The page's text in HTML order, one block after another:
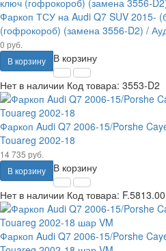
Фаркоп ТСУ на Audi Q7 SUV 2015-
(гофрокороб) (замена 3556-D2) /
0 руб.
В корзину
В корзину
Нет в наличии Код товара: 3553-D2
Фаркоп Audi Q7 2006-15/Porshe
Touareg 2002-18
14 735 руб.
В корзину
В корзину
Нет в наличии Код товара:
Фаркоп Audi Q7 2006-15/Porshe